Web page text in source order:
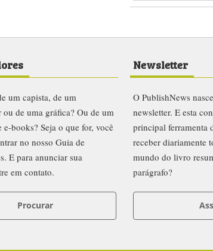
um capista, de um
ou de uma gráfica? Ou de um
e-books? Seja o que for, você
no nosso Guia de
E para anunciar sua
em contato.
Procurar
Newsletter
O PublishNews
newsletter. E esta
principal ferramenta
receber diariamente
mundo do livro
parágrafo?